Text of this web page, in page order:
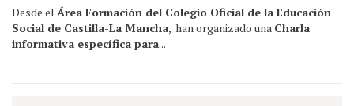
Desde el Área Formación del Colegio Oficial de la Educación
Social de Castilla-La Mancha, han organizado una Charla
informativa específica para...